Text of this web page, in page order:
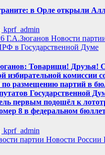
в Орле открыли
kprf_admin
Г.А.Зюганов Новости
в Государственной Думе
Товарищи! Друзья!
избирательной комиссии
по размещению партий в
Государственной
первым подошёл к
8 в федеральном
kprf_admin
партии Новости России